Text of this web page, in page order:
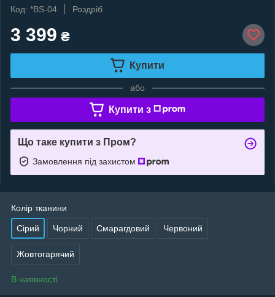
Код: *BS-04
Роздріб
3 399 ₴
Купити
або
Купити з
Що таке купити з Пром?
Замовлення під захистом
Колір тканини
Сірий Чорний Смарагдовий Червоний
Жовтогарячий
В наявності